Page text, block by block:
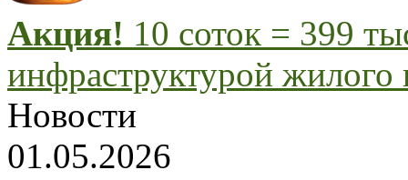
Акция! 10 соток = 399
инфраструктурой жилого
Новости
01.05.2026